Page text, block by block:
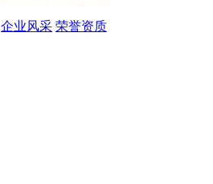
企业风采 荣誉资质